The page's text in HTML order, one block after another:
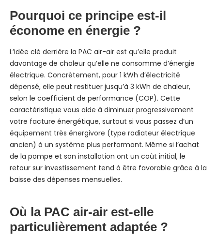
Pourquoi ce principe est-il
économe en énergie ?
L’idée clé derrière la PAC air-air est qu’elle produit
davantage de chaleur qu’elle ne consomme d’énergie
électrique. Concrètement, pour 1 kWh d’électricité
dépensé, elle peut restituer jusqu’à 3 kWh de chaleur,
selon le coefficient de performance (COP). Cette
caractéristique vous aide à diminuer progressivement
votre facture énergétique, surtout si vous passez d’un
équipement très énergivore (type radiateur électrique
ancien) à un système plus performant. Même si l’achat
de la pompe et son installation ont un coût initial, le
retour sur investissement tend à être favorable grâce à la
baisse des dépenses mensuelles.
Où la PAC air-air est-elle
particulièrement adaptée ?